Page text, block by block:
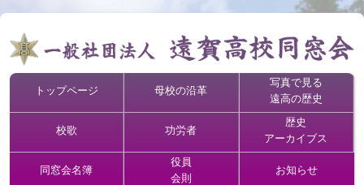
トップページ 母校の沿革
写真で見る
遠高の歴史
校歌 功労者
歴史
アーカイブス
同窓会名簿
役員
会則
お知らせ